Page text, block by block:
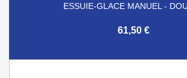
ESSUIE-GLACE MANUEL -
61,50 €